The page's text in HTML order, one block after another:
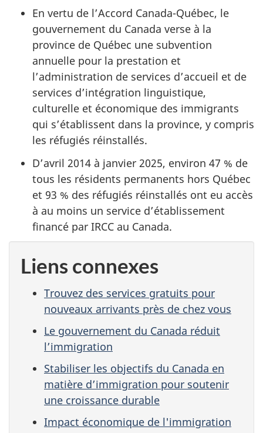
En vertu de l’Accord Canada-Québec, le
gouvernement du Canada verse à la
province de Québec une subvention
annuelle pour la prestation et
l’administration de services d’accueil et de
services d’intégration linguistique,
culturelle et économique des immigrants
qui s’établissent dans la province, y compris
les réfugiés réinstallés.
D’avril 2014 à janvier 2025, environ 47 % de
tous les résidents permanents hors Québec
et 93 % des réfugiés réinstallés ont eu accès
à au moins un service d’établissement
financé par IRCC au Canada.
Liens connexes
Trouvez des services gratuits pour
nouveaux arrivants près de chez vous
Le gouvernement du Canada réduit
l’immigration
Stabiliser les objectifs du Canada en
matière d’immigration pour soutenir
une croissance durable
Impact économique de l'immigration